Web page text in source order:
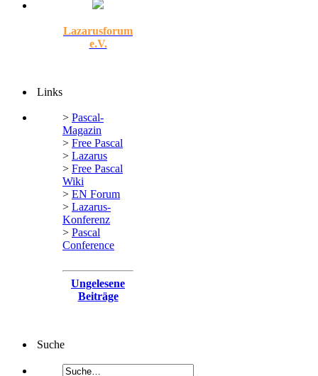
Lazarusforum
e.V.
Links
> Pascal-
Magazin
> Free Pascal
> Lazarus
> Free Pascal
Wiki
> EN Forum
> Lazarus-
Konferenz
> Pascal
Conference
Ungelesene
Beiträge
Suche